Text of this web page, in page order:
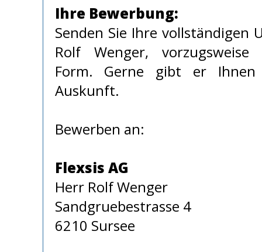
Ihre Bewerbung:
Senden Sie Ihre vollständigen
Rolf Wenger,
Form. Gerne gibt er Ihnen
Auskunft.
Bewerben an:
Flexsis AG
Herr Rolf Wenger
Sandgruebestrasse 4
6210 Sursee